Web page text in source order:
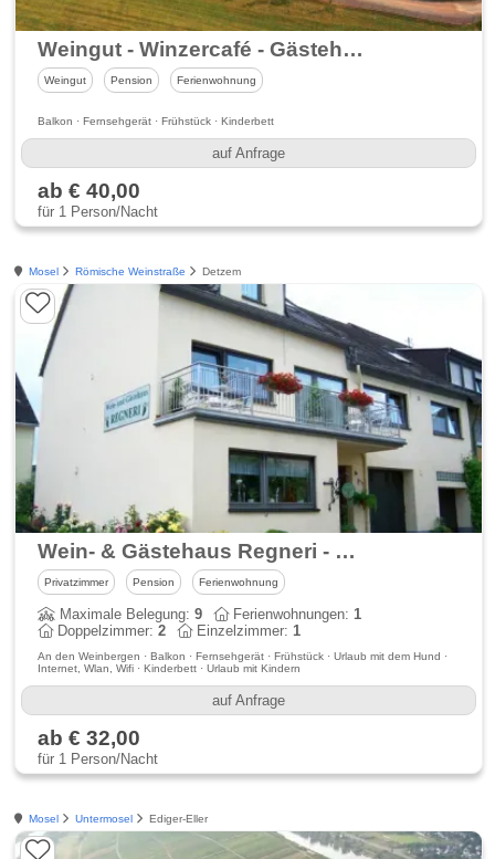
Weingut - Winzercafé - Gästehaus Görgen - optimaler Startpunkt zum Maare-Mosel-Radweg
Weingut Pension Ferienwohnung
Balkon · Fernsehgerät · Frühstück · Kinderbett
auf Anfrage
ab € 40,00
für 1 Person/Nacht
Mosel Römische Weinstraße Detzem
Wein- & Gästehaus Regneri - Urlaub an der Mosel
Privatzimmer Pension Ferienwohnung
Maximale Belegung:9 Ferienwohnungen:1
Doppelzimmer:2 Einzelzimmer:1
An den Weinbergen · Balkon · Fernsehgerät · Frühstück · Urlaub mit dem Hund ·
Internet, Wlan, Wifi · Kinderbett · Urlaub mit Kindern
auf Anfrage
ab € 32,00
für 1 Person/Nacht
Mosel Untermosel Ediger-Eller